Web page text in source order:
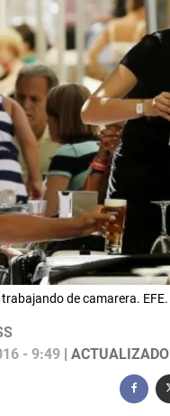
de camarera. EFE.
- 9:49|